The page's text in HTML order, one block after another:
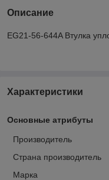
Описание
EG21-56-644A Втулка
Характеристики
Основные атрибуты
Производитель
Страна производитель
Марка